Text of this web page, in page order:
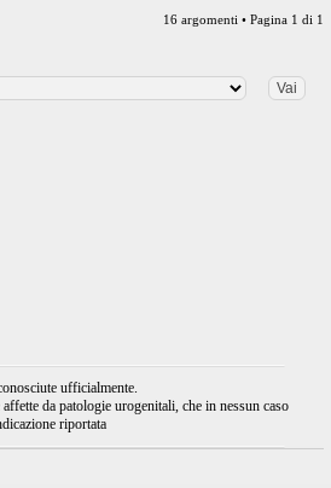
16 argomenti • Pagina 1 di 1
ufficialmente.
da patologie urogenitali, che in nessun caso
riportata